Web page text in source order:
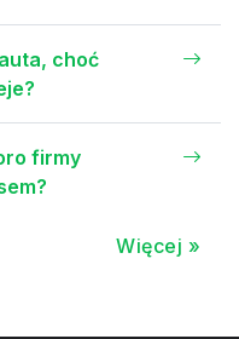
choć
firmy
Więcej »